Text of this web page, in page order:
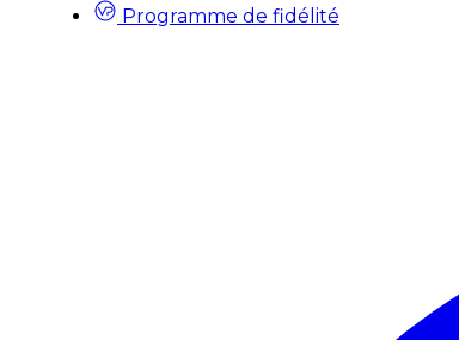
Programme de fidélité